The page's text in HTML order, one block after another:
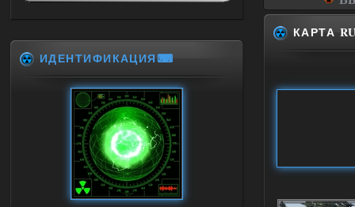
КАРТА
ИДЕНТИФИКАЦИЯ⌨